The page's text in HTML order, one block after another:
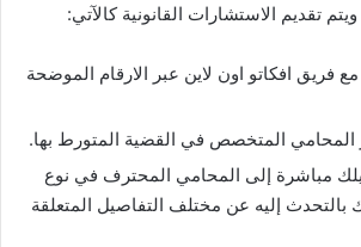
تقديم الاستشارات القانونية كالآتي:
فريق افكاتو اون لاين عبر الارقام الموضحة
المحامي المتخصص في القضية المتورط بها.
مباشرة إلى المحامي المحترف في نوع
إليه عن مختلف التفاصيل المتعلقة